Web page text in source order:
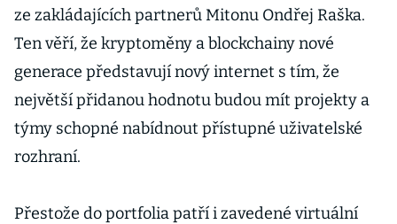
ze zakládajících partnerů Mitonu Ondřej Raška.
Ten věří, že kryptoměny a blockchainy nové
generace představují nový internet s tím, že
největší přidanou hodnotu budou mít projekty a
týmy schopné nabídnout přístupné uživatelské
rozhraní.
Přestože do portfolia patří i zavedené virtuální